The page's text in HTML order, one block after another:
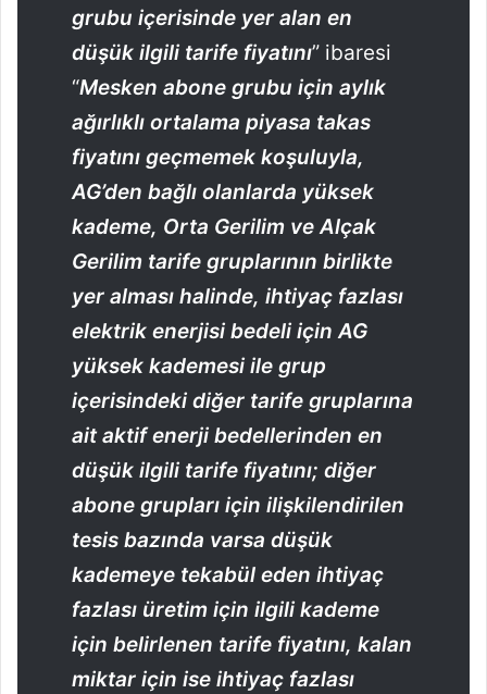
grubu içerisinde yer alan en
düşük ilgili tarife fiyatını” ibaresi
“Mesken abone grubu için aylık
ağırlıklı ortalama piyasa takas
fiyatını geçmemek koşuluyla,
AG’den bağlı olanlarda yüksek
kademe, Orta Gerilim ve Alçak
Gerilim tarife gruplarının birlikte
yer alması halinde, ihtiyaç fazlası
elektrik enerjisi bedeli için AG
yüksek kademesi ile grup
içerisindeki diğer tarife gruplarına
ait aktif enerji bedellerinden en
düşük ilgili tarife fiyatını; diğer
abone grupları için ilişkilendirilen
tesis bazında varsa düşük
kademeye tekabül eden ihtiyaç
fazlası üretim için ilgili kademe
için belirlenen tarife fiyatını, kalan
miktar için ise ihtiyaç fazlası